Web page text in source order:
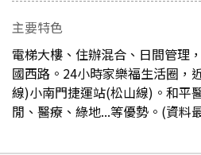
主要特色
電梯大樓、住辦混合、日間管理
國西路。24小時家樂福生活圈，
線)小南門捷運站(松山線)。和平
閒、醫療、綠地...等優勢。(資料